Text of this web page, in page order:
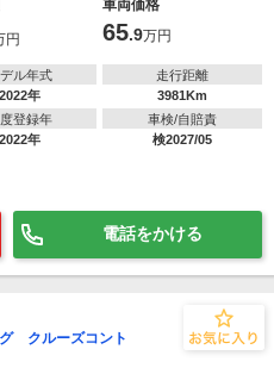
車両価格
円 65.9万円
ル年式
2022年
走行距離
3981Km
登録年
2022年
車検/自賠責
検2027/05
電話をかける
クルーズコント